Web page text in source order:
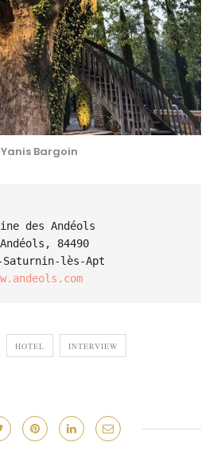
Bargoin
des Andéols
84490
HOTEL INTERVIEW